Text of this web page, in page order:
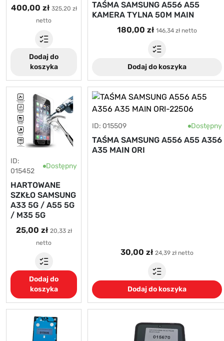
400,00 zł 325,20 zł
netto
Dodaj do
koszyka
TAŚMA SAMSUNG A556 A55
KAMERA TYLNA 50M MAIN
180,00 zł 146,34 zł netto
Dodaj do koszyka
ID:
015452
Dostępny
HARTOWANE
SZKŁO SAMSUNG
A33 5G / A55 5G
/ M35 5G
25,00 zł 20,33 zł
netto
Dodaj do
koszyka
ID: 015509 Dostępny
TAŚMA SAMSUNG A556 A55 A356
A35 MAIN ORI
30,00 zł 24,39 zł netto
Dodaj do koszyka